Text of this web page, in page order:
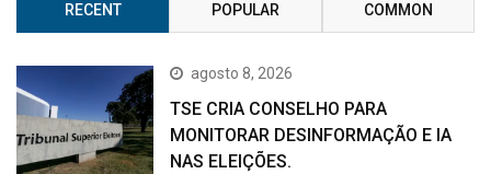
RECENT POPULAR COMMON
agosto 8, 2026
TSE CRIA CONSELHO PARA
MONITORAR DESINFORMAÇÃO E IA
NAS ELEIÇÕES.